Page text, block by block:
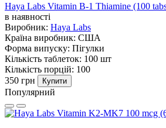
Haya Labs Vitamin B-1 Thiamine (100
в наявності
Виробник: Haya Labs
Країна виробник: США
Форма випуску: Пігулки
Кількість таблеток: 100 шт
Кількість порцій: 100
350 грн
Купити
Популярний